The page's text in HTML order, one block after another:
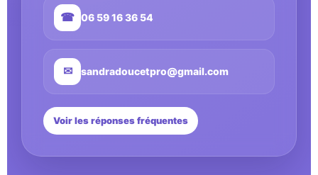
☎ 06 59 16 36 54
✉ sandradoucetpro@gmail.com
Voir les réponses fréquentes